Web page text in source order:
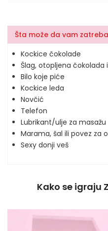
Šta može da vam
Kockice čokolade
Šlag, otopljena čokolada
Bilo koje piće
Kockice leda
Novčić
Telefon
Lubrikant/ulje za masažu
Marama, šal ili povez za
Sexy donji veš
Kako se igraju